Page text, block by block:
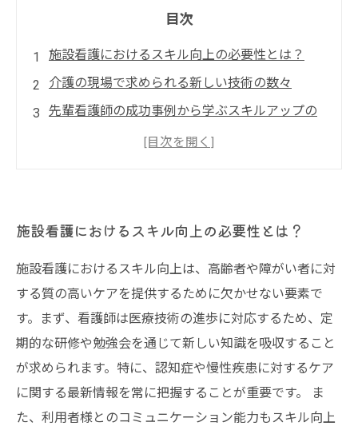
目次
施設看護におけるスキル向上の必要性とは？
介護の現場で求められる新しい技術の数々
先輩看護師の成功事例から学ぶスキルアップの
施設看護の未来を見据えたスキル向上のステッ
プ
施設看護におけるスキル向上の必要性とは？
施設看護におけるスキル向上は、高齢者や障がい者に対
する質の高いケアを提供するために欠かせない要素で
す。まず、看護師は医療技術の進歩に対応するため、定
期的な研修や勉強会を通じて新しい知識を吸収すること
が求められます。特に、認知症や慢性疾患に対するケア
に関する最新情報を常に把握することが重要です。 ま
た、利用者様とのコミュニケーション能力もスキル向上